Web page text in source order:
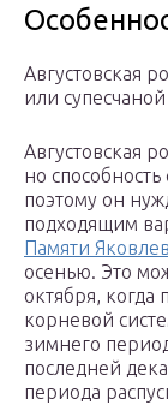
Августовская
или
Августовская
но
поэтому он
подходящим
Памяти
осенью. Это
октября, когда
корневой
зимнего
последней
периода